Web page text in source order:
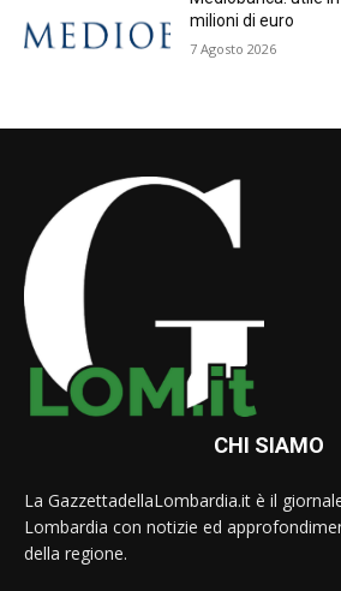
milioni di euro
7 Agosto 2026
CHI SIAMO
La GazzettadellaLombardia.it è il
Lombardia con notizie ed
della regione.